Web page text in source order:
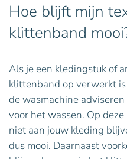
Hoe blijft mijn
klittenband
Als je een kledingstuk of
klittenband op verwerkt
de wasmachine
voor het wassen. Op
niet aan jouw kleding
dus mooi. Daarnaast